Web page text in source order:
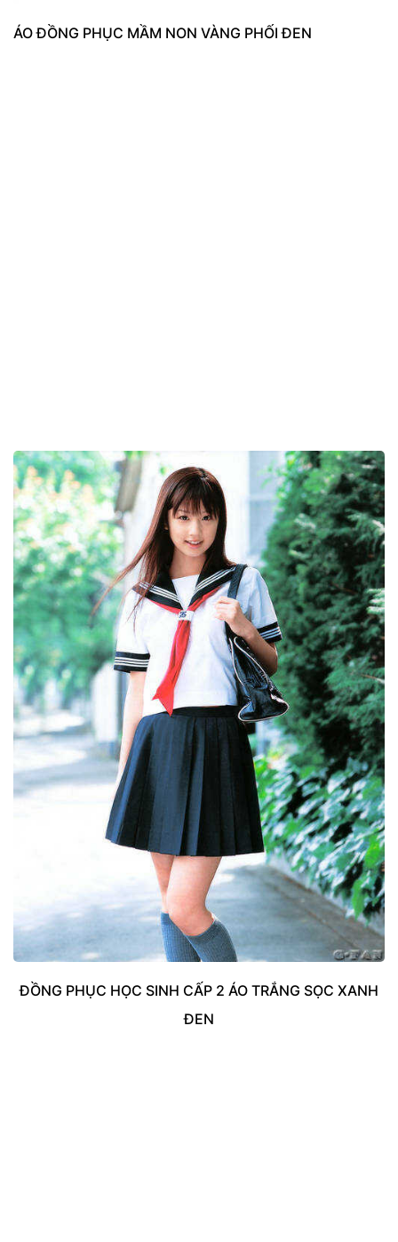
ÁO ĐỒNG PHỤC MẦM NON VÀNG PHỐI ĐEN
ĐỒNG PHỤC HỌC SINH CẤP 2 ÁO TRẮNG SỌC XANH
ĐEN